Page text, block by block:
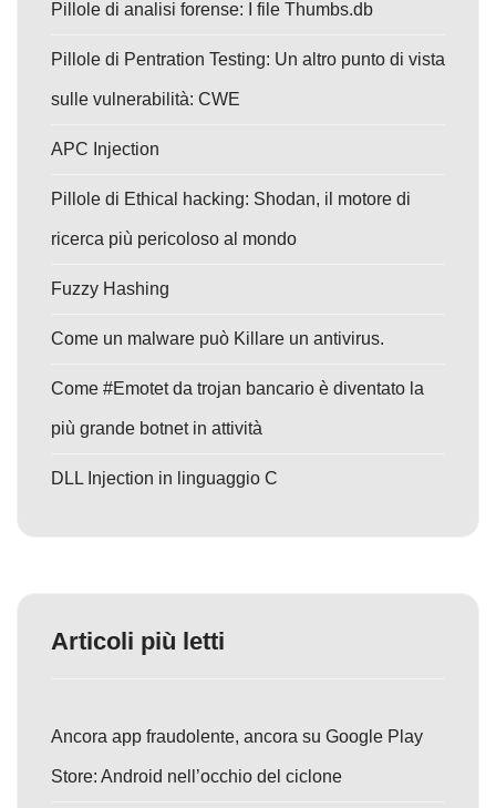
Pillole di analisi forense: I file Thumbs.db
Pillole di Pentration Testing: Un altro punto di vista
sulle vulnerabilità: CWE
APC Injection
Pillole di Ethical hacking: Shodan, il motore di
ricerca più pericoloso al mondo
Fuzzy Hashing
Come un malware può Killare un antivirus.
Come #Emotet da trojan bancario è diventato la
più grande botnet in attività
DLL Injection in linguaggio C
Articoli più letti
Ancora app fraudolente, ancora su Google Play
Store: Android nell’occhio del ciclone